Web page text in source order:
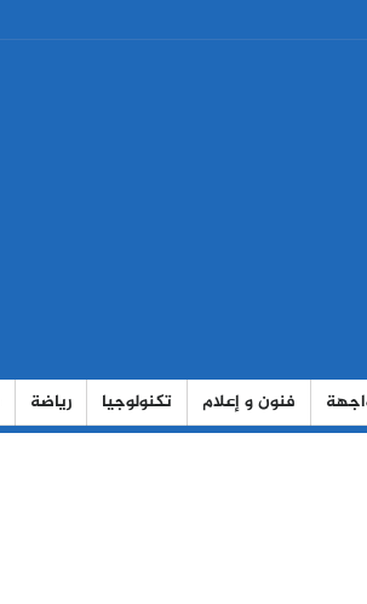
فنون و إعلام تكنولوجيا رياضة